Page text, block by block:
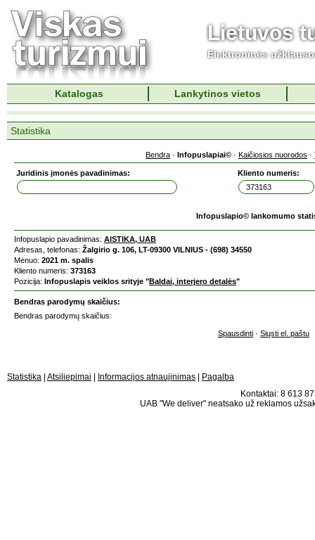
Lietuvos
Elektroninės
Katalogas Lankytinos vietos
Statistika
Bendra · Infopuslapiai© · Kaičiosios nuorodos ·
Juridinis įmonės pavadinimas: Kliento numeris:
Infopuslapio© lankomumo
Infopuslapio pavadinimas: AISTIKA, UAB
Adresas, telefonas: Žalgirio g. 106, LT-09300 VILNIUS - (698) 34550
Mėnuo: 2021 m. spalis
Kliento numeris: 373163
Pozicija: Infopuslapis veiklos srityje "Baldai, interjero detalės"
Bendras parodymų skaičius:
Bendras parodymų skaičius:
Spausdinti · Siųsti el. paštu
Statistika Atsiliepimai Informacijos atnaujinimas
Pagalba
Kontaktai: 8 613
UAB "We deliver" neatsako už reklamos